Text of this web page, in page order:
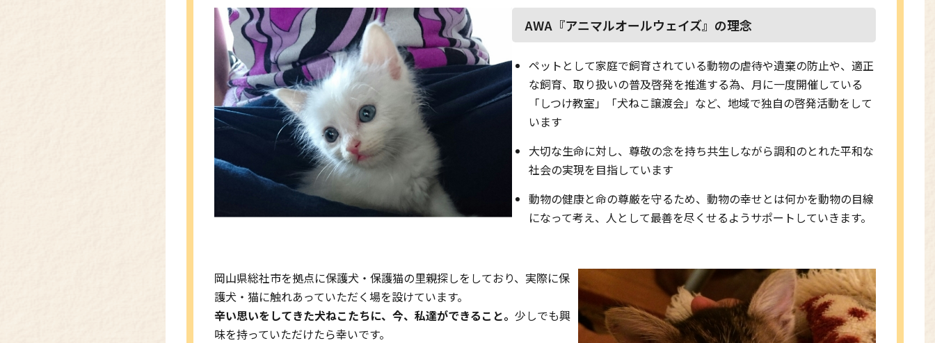
AWA『アニマルオールウェイズ』の理念
ペットとして家庭で飼育されている動物の虐待や遺棄の防止や、適正
な飼育、取り扱いの普及啓発を推進する為、月に一度開催している
「しつけ教室」「犬ねこ譲渡会」など、地域で独自の啓発活動をして
います
大切な生命に対し、尊敬の念を持ち共生しながら調和のとれた平和な
社会の実現を目指しています
動物の健康と命の尊厳を守るため、動物の幸せとは何かを動物の目線
になって考え、人として最善を尽くせるようサポートしていきます。
岡山県総社市を拠点に保護犬・保護猫の里親探しをしており、実際に保
護犬・猫に触れあっていただく場を設けています。
辛い思いをしてきた犬ねこたちに、今、私達ができること。少しでも興
味を持っていただけたら幸いです。